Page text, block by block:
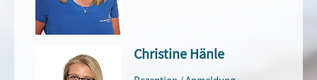
Christine Hänle